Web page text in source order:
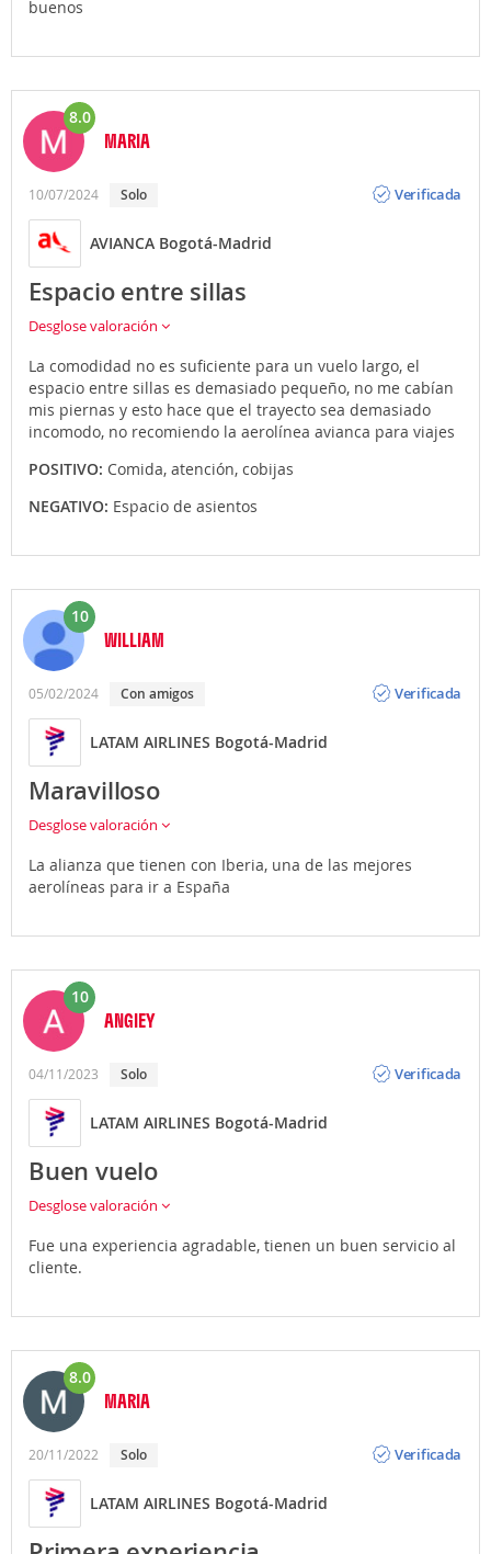
buenos
8.0
MARIA
10/07/2024 Solo
Verificada
AVIANCA Bogotá-Madrid
Espacio entre sillas
Desglose valoración
La comodidad no es suficiente para un vuelo largo, el
espacio entre sillas es demasiado pequeño, no me cabían
mis piernas y esto hace que el trayecto sea demasiado
incomodo, no recomiendo la aerolínea avianca para viajes
POSITIVO: Comida, atención, cobijas
NEGATIVO: Espacio de asientos
10
WILLIAM
05/02/2024 Con amigos
Verificada
LATAM AIRLINES Bogotá-Madrid
Maravilloso
Desglose valoración
La alianza que tienen con Iberia, una de las mejores
aerolíneas para ir a España
10
ANGIEY
04/11/2023 Solo
Verificada
LATAM AIRLINES Bogotá-Madrid
Buen vuelo
Desglose valoración
Fue una experiencia agradable, tienen un buen servicio al
cliente.
8.0
MARIA
20/11/2022 Solo
Verificada
LATAM AIRLINES Bogotá-Madrid